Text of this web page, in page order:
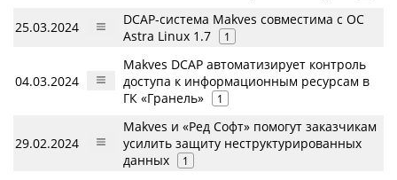
25.03.2024
DCAP-система Makves совместима с ОС
Astra Linux 1.7
1
04.03.2024
Makves DCAP автоматизирует контроль
доступа к информационным ресурсам в
ГК «Гранель»
1
29.02.2024
Makves и «Ред Софт» помогут заказчикам
усилить защиту неструктурированных
данных
1